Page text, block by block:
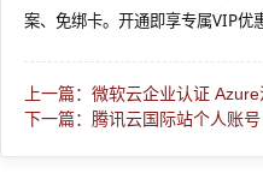
案、免绑卡。开通即享专属VIP优
上一篇：微软云企业认证
下一篇：腾讯云国际站个人账